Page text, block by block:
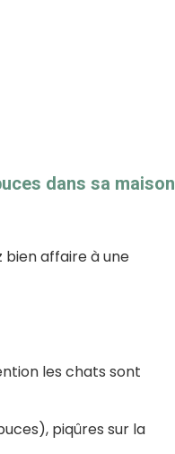
dans sa maison
bien affaire à une
les chats sont
piqûres sur la